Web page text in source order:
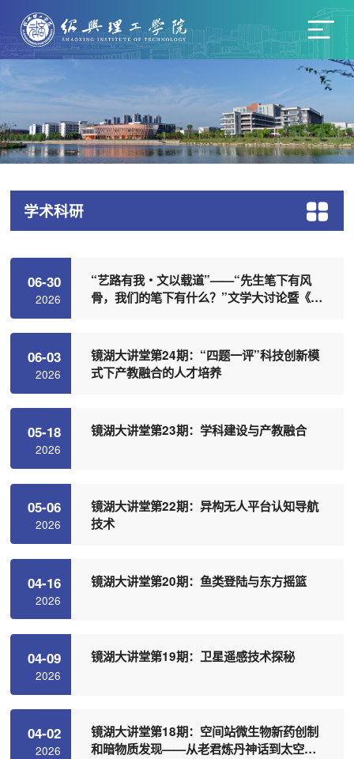
学术科研
06-30
2026
“艺路有我・文以载道”——“先生笔下有风
骨，我们的笔下有什么？”文学大讨论暨《时
06-03
2026
镜湖大讲堂第24期：“四题一评”科技创新模
式下产教融合的人才培养
05-18
2026
镜湖大讲堂第23期：学科建设与产教融合
05-06
2026
镜湖大讲堂第22期：异构无人平台认知导航
技术
04-16
2026
镜湖大讲堂第20期：鱼类登陆与东方摇篮
04-09
2026
镜湖大讲堂第19期：卫星遥感技术探秘
04-02
2026
镜湖大讲堂第18期：空间站微生物新药创制
和暗物质发现——从老君炼丹神话到太空科